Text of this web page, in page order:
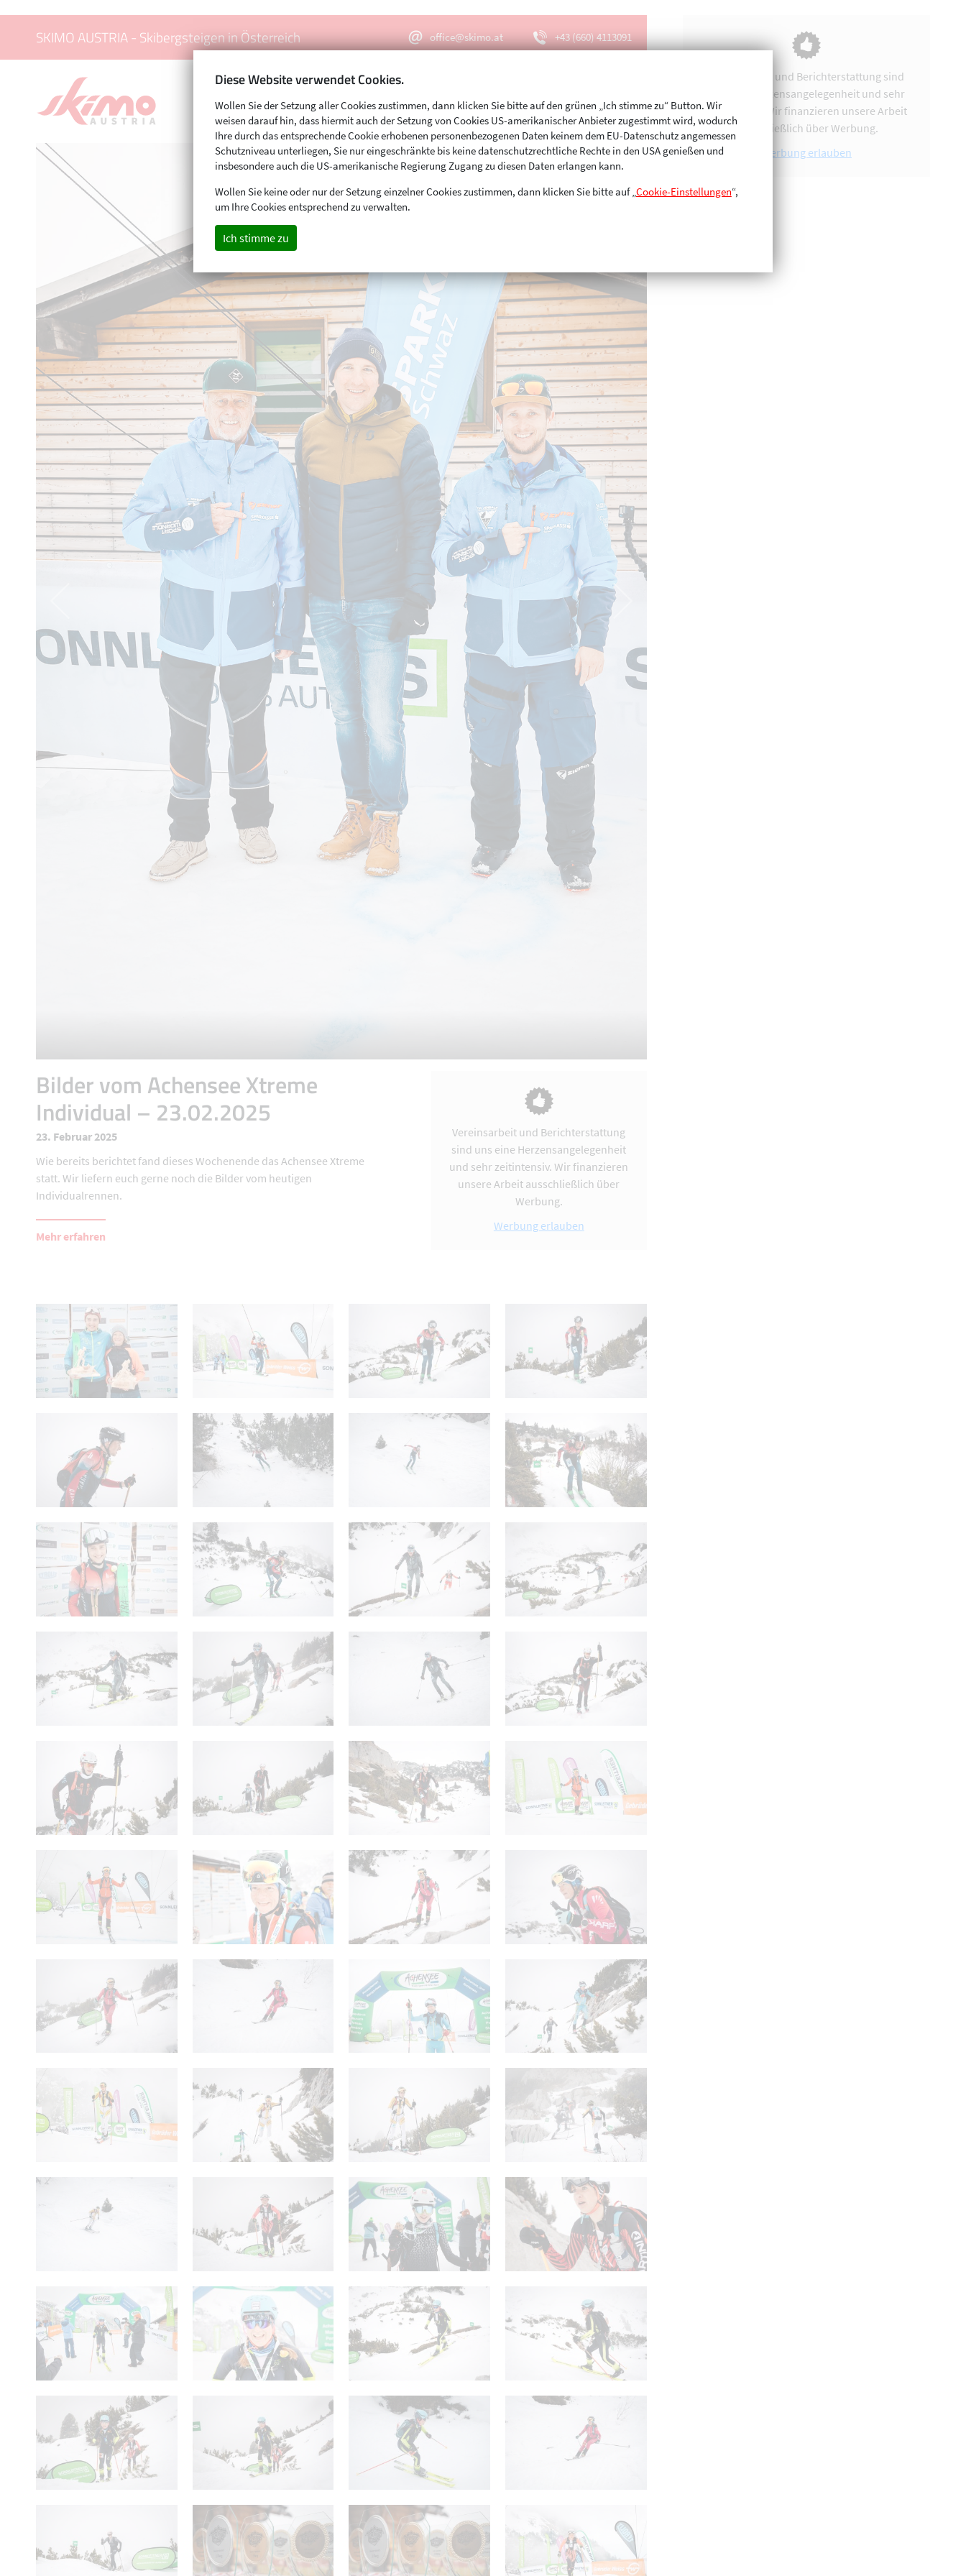
SKIMO AUSTRIA - Skibergsteigen in Österreich office@skimo.at +43 (660) 4113091
Menu
Bilder vom Achensee Xtreme
Individual – 23.02.2025
23. Februar 2025
Wie bereits berichtet fand dieses Wochenende das Achensee Xtreme
statt. Wir liefern euch gerne noch die Bilder vom heutigen
Individualrennen.
Mehr erfahren
Vereinsarbeit und Berichterstattung
sind uns eine Herzensangelegenheit
und sehr zeitintensiv. Wir finanzieren
unsere Arbeit ausschließlich über
Werbung.
Werbung erlauben
Vereinsarbeit und Berichterstattung sind
uns eine Herzensangelegenheit und sehr
zeitintensiv. Wir finanzieren unsere Arbeit
ausschließlich über Werbung.
Werbung erlauben
Diese Website verwendet Cookies.
Wollen Sie der Setzung aller Cookies zustimmen, dann klicken Sie bitte auf den grünen „Ich stimme zu“ Button. Wir
weisen darauf hin, dass hiermit auch der Setzung von Cookies US-amerikanischer Anbieter zugestimmt wird, wodurch
Ihre durch das entsprechende Cookie erhobenen personenbezogenen Daten keinem dem EU-Datenschutz angemessen
Schutzniveau unterliegen, Sie nur eingeschränkte bis keine datenschutzrechtliche Rechte in den USA genießen und
insbesondere auch die US-amerikanische Regierung Zugang zu diesen Daten erlangen kann.
Wollen Sie keine oder nur der Setzung einzelner Cookies zustimmen, dann klicken Sie bitte auf „Cookie-Einstellungen“,
um Ihre Cookies entsprechend zu verwalten.
Ich stimme zu